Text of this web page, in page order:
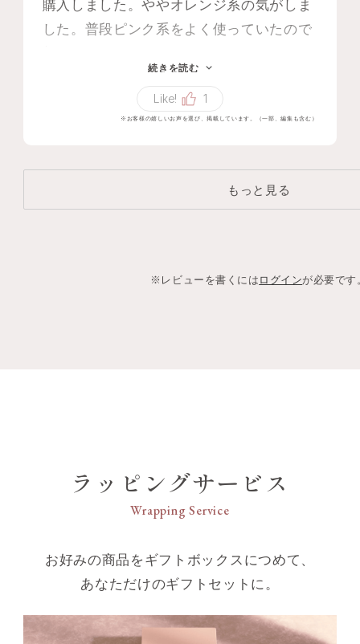
購入しました。ややオレンジ系の気がしま
した。普段ピンク系をよく使っていたので
くなく乾燥する方はリップクリームを使用
されたほうが良いかもしれません。私はて
かてかしたクリームをつけています。
続きを読む
Like! 1
※お客様の嬉しいお声を選び、掲載しています。（一部、編集も含む）
もっと見る
※レビューを書くにはログインが必要です
ラッピングサービス
Wrapping Service
お好みの商品をギフトボックスにつめて、
あなただけのギフトセットに。